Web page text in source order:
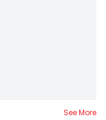
See More